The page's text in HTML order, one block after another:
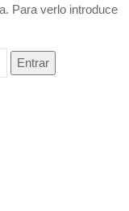
Para verlo introduce